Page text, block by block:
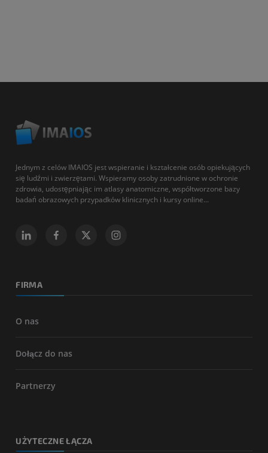
Jednym z celów IMAIOS jest wspieranie i kształcenie osób opiekujących
się ludźmi i zwierzętami. Wspieramy osoby zatrudnione w ochronie
zdrowia, udostępniając im atlasy anatomiczne, współtworzone bazy
badań obrazowych przypadków klinicznych i kursy online...
FIRMA
O nas
Dołącz do nas
Partnerzy
UŻYTECZNE ŁĄCZA